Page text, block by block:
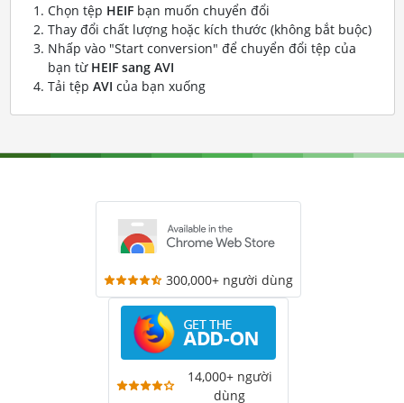
Chọn tệp HEIFbạn muốn chuyển đổi
Thay đổi chất lượng hoặc kích thước (không bắt buộc)
Nhấp vào "Start conversion" để chuyển đổi tệp của
bạn từ HEIF sang AVI
Tải tệp AVI của bạn xuống
300,000+ người dùng
14,000+ người
dùng